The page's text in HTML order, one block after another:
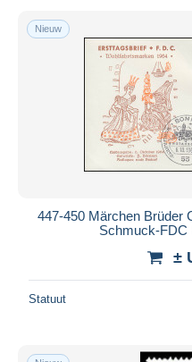
Nieuw
447-450 Märchen Brüder
Schmuck-FDC
±
Statuut